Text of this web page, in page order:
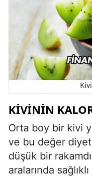
KIVININ
Orta boy bir kivi
ve bu değer
düşük bir
aralarında